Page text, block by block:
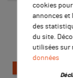
Les
produit
cookies
annonces et
des
du site.
utilisées sur
données